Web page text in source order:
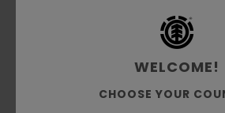
Preis-Leistungs-
/5 Farbe
Ich empfehle dieses Produkt
5/5
WELCOME!
CHOOSE YOUR